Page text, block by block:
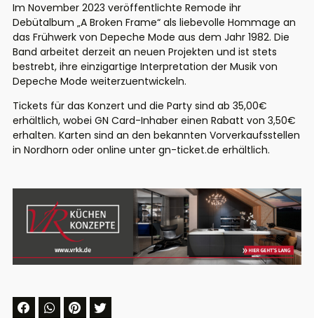
Im November 2023 veröffentlichte Remode ihr
Debütalbum „A Broken Frame“ als liebevolle Hommage an
das Frühwerk von Depeche Mode aus dem Jahr 1982. Die
Band arbeitet derzeit an neuen Projekten und ist stets
bestrebt, ihre einzigartige Interpretation der Musik von
Depeche Mode weiterzuentwickeln.
Tickets für das Konzert und die Party sind ab 35,00€
erhältlich, wobei GN Card-Inhaber einen Rabatt von 3,50€
erhalten. Karten sind an den bekannten Vorverkaufsstellen
in Nordhorn oder online unter gn-ticket.de erhältlich.